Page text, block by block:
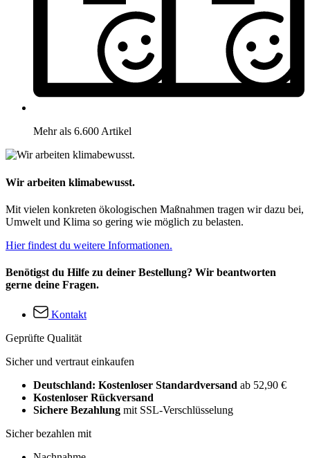
Mehr als 6.600 Artikel
Wir arbeiten klimabewusst.
Mit vielen konkreten ökologischen Maßnahmen tragen wir dazu bei,
Umwelt und Klima so gering wie möglich zu belasten.
Hier findest du weitere Informationen.
Benötigst du Hilfe zu deiner Bestellung? Wir beantworten
gerne deine Fragen.
Kontakt
Geprüfte Qualität
Sicher und vertraut einkaufen
Deutschland: Kostenloser Standardversand ab 52,90 €
Kostenloser Rückversand
Sichere Bezahlung mit SSL-Verschlüsselung
Sicher bezahlen mit